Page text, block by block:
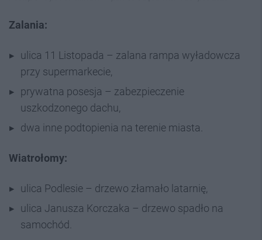
Zalania:
ulica 11 Listopada – zalana rampa wyładowcza
przy supermarkecie,
prywatna posesja – zabezpieczenie
uszkodzonego dachu,
dwa inne podtopienia na terenie miasta.
Wiatrołomy:
ulica Podlesie – drzewo złamało latarnię,
ulica Janusza Korczaka – drzewo spadło na
samochód.